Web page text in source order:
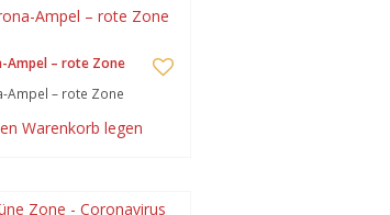
Ampel – rote Zone
Ampel – rote Zone
Warenkorb legen